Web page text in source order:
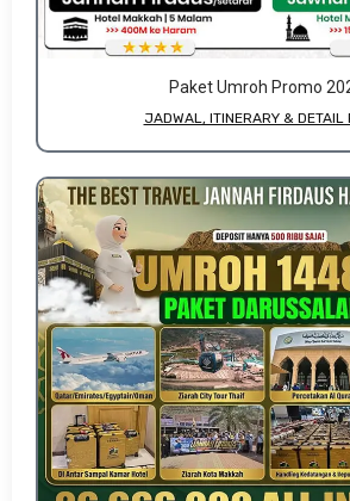
Paket Umroh Promo
JADWAL, ITINERARY & DETAIL